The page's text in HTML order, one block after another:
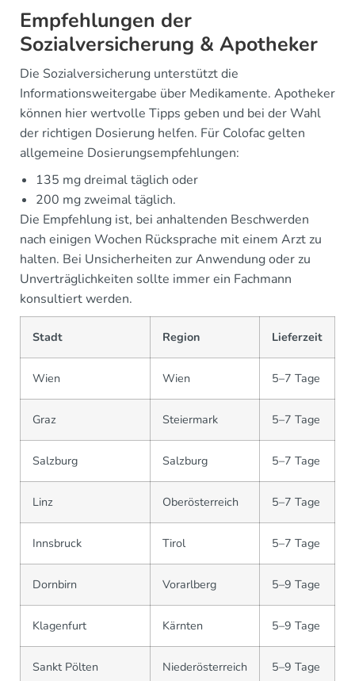
Empfehlungen der
Sozialversicherung & Apotheker
Die Sozialversicherung unterstützt die
Informationsweitergabe über Medikamente. Apotheker
können hier wertvolle Tipps geben und bei der Wahl
der richtigen Dosierung helfen. Für Colofac gelten
allgemeine Dosierungsempfehlungen:
135 mg dreimal täglich oder
200 mg zweimal täglich.
Die Empfehlung ist, bei anhaltenden Beschwerden
nach einigen Wochen Rücksprache mit einem Arzt zu
halten. Bei Unsicherheiten zur Anwendung oder zu
Unverträglichkeiten sollte immer ein Fachmann
konsultiert werden.
Stadt Region Lieferzeit
Wien Wien 5–7 Tage
Graz Steiermark 5–7 Tage
Salzburg Salzburg 5–7 Tage
Linz Oberösterreich 5–7 Tage
Innsbruck Tirol 5–7 Tage
Dornbirn Vorarlberg 5–9 Tage
Klagenfurt Kärnten 5–9 Tage
Sankt Pölten Niederösterreich 5–9 Tage